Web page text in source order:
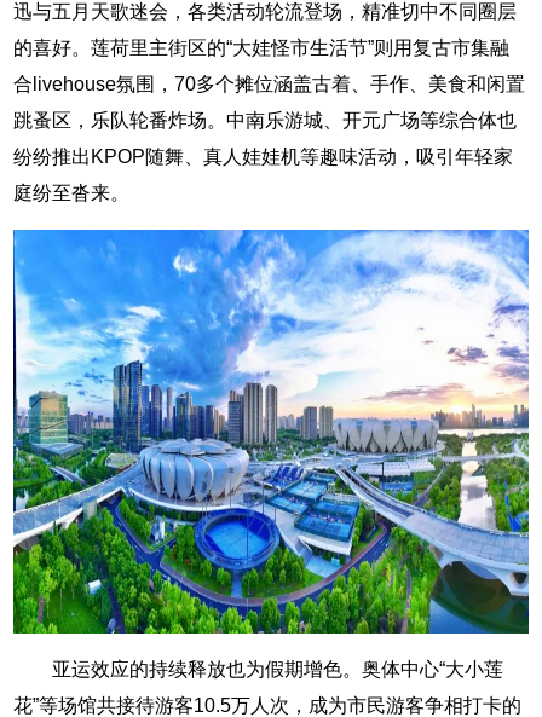
迅与五月天歌迷会，各类活动轮流登场，精准切中不同圈层
的喜好。莲荷里主街区的“大娃怪市生活节”则用复古市集融
合livehouse氛围，70多个摊位涵盖古着、手作、美食和闲置
跳蚤区，乐队轮番炸场。中南乐游城、开元广场等综合体也
纷纷推出KPOP随舞、真人娃娃机等趣味活动，吸引年轻家
庭纷至沓来。
亚运效应的持续释放也为假期增色。奥体中心“大小莲
花”等场馆共接待游客10.5万人次，成为市民游客争相打卡的